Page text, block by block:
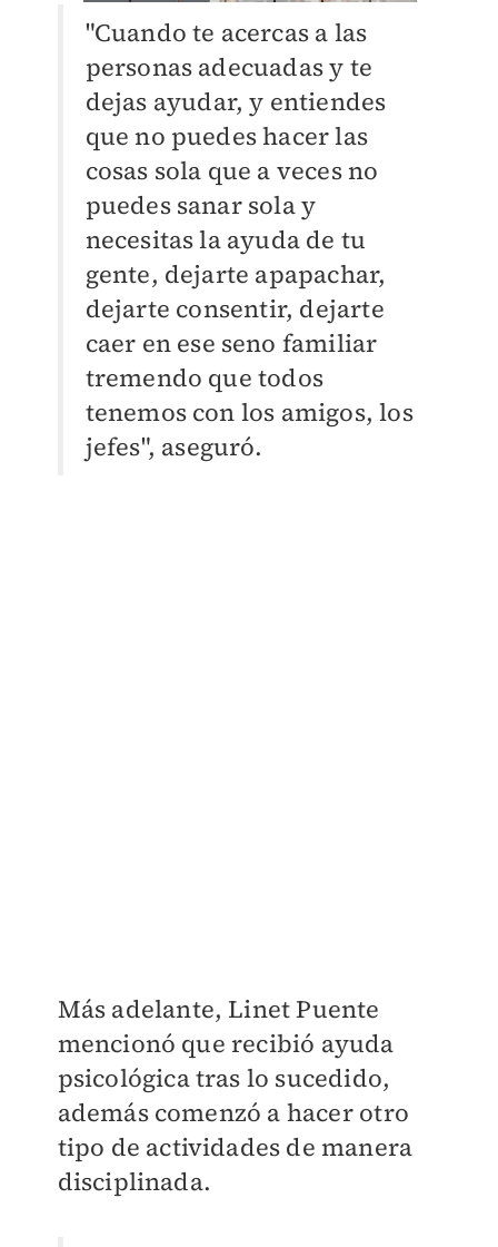
"Cuando te acercas a las
personas adecuadas y te
dejas ayudar, y entiendes
que no puedes hacer las
cosas sola que a veces no
puedes sanar sola y
necesitas la ayuda de tu
gente, dejarte apapachar,
dejarte consentir, dejarte
caer en ese seno familiar
tremendo que todos
tenemos con los amigos, los
jefes", aseguró.
Más adelante, Linet Puente
mencionó que recibió ayuda
psicológica tras lo sucedido,
además comenzó a hacer otro
tipo de actividades de manera
disciplinada.